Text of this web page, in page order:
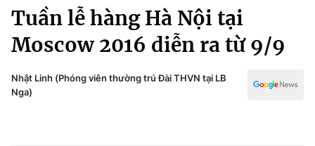
Chuyên mục
Chính trị
Xã hội
Kinh tế
Thể thao
Truyền hình
Y tế
Tuần lễ hàng Hà Nội tại
Moscow 2016 diễn ra từ 9/9
Nhật Linh (Phóng viên thường trú Đài THVN tại LB
Nga)